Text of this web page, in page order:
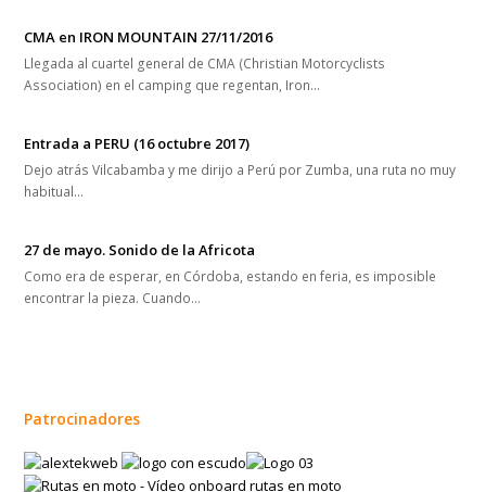
CMA en IRON MOUNTAIN 27/11/2016
Llegada al cuartel general de CMA (Christian Motorcyclists
Association) en el camping que regentan, Iron…
Entrada a PERU (16 octubre 2017)
Dejo atrás Vilcabamba y me dirijo a Perú por Zumba, una ruta no muy
habitual…
27 de mayo. Sonido de la Africota
Como era de esperar, en Córdoba, estando en feria, es imposible
encontrar la pieza. Cuando…
Patrocinadores